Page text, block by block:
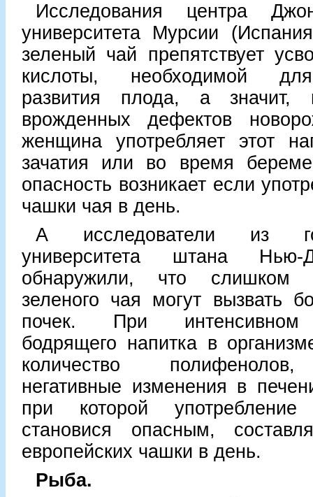
Исследования центра
университета Мурсии
зеленый чай препятствует
кислоты, необходимой
развития плода, а значит,
врожденных дефектов
женщина употребляет этот
зачатия или во время
опасность возникает если
чашки чая в день.
А исследователи из
университета штана
обнаружили, что слишком
зеленого чая могут вызвать
почек. При интенсивном
бодрящего напитка в
количество
негативные изменения в
при которой
становися опасным,
европейских чашки в день.
Рыба.